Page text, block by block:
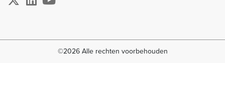
©2026 Alle rechten voorbehouden